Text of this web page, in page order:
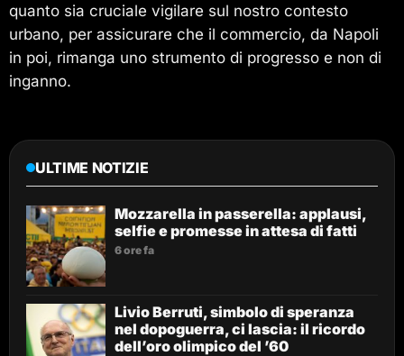
quanto sia cruciale vigilare sul nostro contesto
urbano, per assicurare che il commercio, da Napoli
in poi, rimanga uno strumento di progresso e non di
inganno.
ULTIME NOTIZIE
Mozzarella in passerella: applausi,
selfie e promesse in attesa di fatti
6 ore fa
Livio Berruti, simbolo di speranza
nel dopoguerra, ci lascia: il ricordo
dell’oro olimpico del ’60